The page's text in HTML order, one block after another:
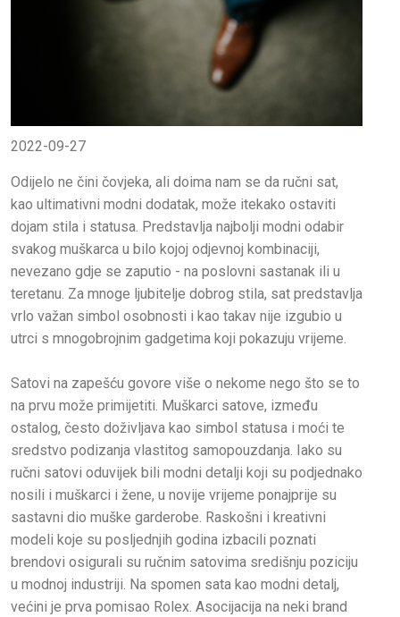
2022-09-27
Odijelo ne čini čovjeka, ali doima nam se da ručni sat,
kao ultimativni modni dodatak, može itekako ostaviti
dojam stila i statusa. Predstavlja najbolji modni odabir
svakog muškarca u bilo kojoj odjevnoj kombinaciji,
nevezano gdje se zaputio - na poslovni sastanak ili u
teretanu. Za mnoge ljubitelje dobrog stila, sat predstavlja
vrlo važan simbol osobnosti i kao takav nije izgubio u
utrci s mnogobrojnim gadgetima koji pokazuju vrijeme.
Satovi na zapešću govore više o nekome nego što se to
na prvu može primijetiti. Muškarci satove, između
ostalog, često doživljava kao simbol statusa i moći te
sredstvo podizanja vlastitog samopouzdanja. Iako su
ručni satovi oduvijek bili modni detalji koji su podjednako
nosili i muškarci i žene, u novije vrijeme ponajprije su
sastavni dio muške garderobe. Raskošni i kreativni
modeli koje su posljednjih godina izbacili poznati
brendovi osigurali su ručnim satovima središnju poziciju
u modnoj industriji. Na spomen sata kao modni detalj,
većini je prva pomisao Rolex. Asocijacija na neki brand